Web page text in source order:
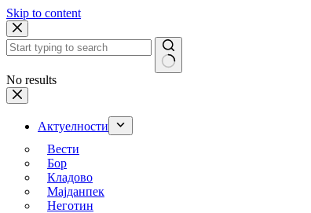
Skip to content
No results
Актуелности
Вести
Бор
Кладово
Мајданпек
Неготин